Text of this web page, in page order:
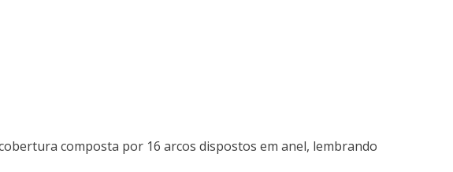
composta por 16 arcos dispostos em anel, lembrando